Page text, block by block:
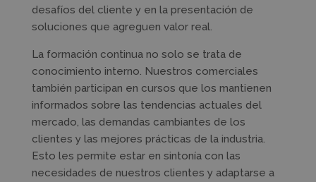
desafíos del cliente y en la presentación de
soluciones que agreguen valor real.
La formación continua no solo se trata de
conocimiento interno. Nuestros comerciales
también participan en cursos que los mantienen
informados sobre las tendencias actuales del
mercado, las demandas cambiantes de los
clientes y las mejores prácticas de la industria.
Esto les permite estar en sintonía con las
necesidades de nuestros clientes y adaptarse a